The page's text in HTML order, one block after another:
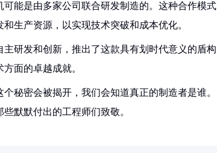
能是由多家公司联合研发制造的。这种合作模式
生产资源，以实现技术突破和成本优化。
研发和创新，推出了这款具有划时代意义的盾构
面的卓越成就。
秘密会被揭开，我们会知道真正的制造者是谁。
默默付出的工程师们致敬。